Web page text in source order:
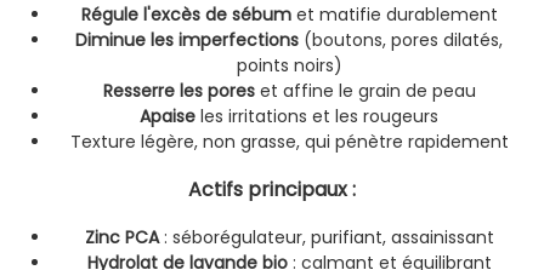
Régule l'excès de sébumet matifie durablement
Diminue les imperfections (boutons, pores dilatés,
points noirs)
Resserre les poreset affine le grain de peau
Apaise les irritations et les rougeurs
Texture légère, non grasse, qui pénètre rapidement
Actifs principaux:
Zinc PCA: séborégulateur, purifiant, assainissant
Hydrolat de lavande bio: calmant et équilibrant